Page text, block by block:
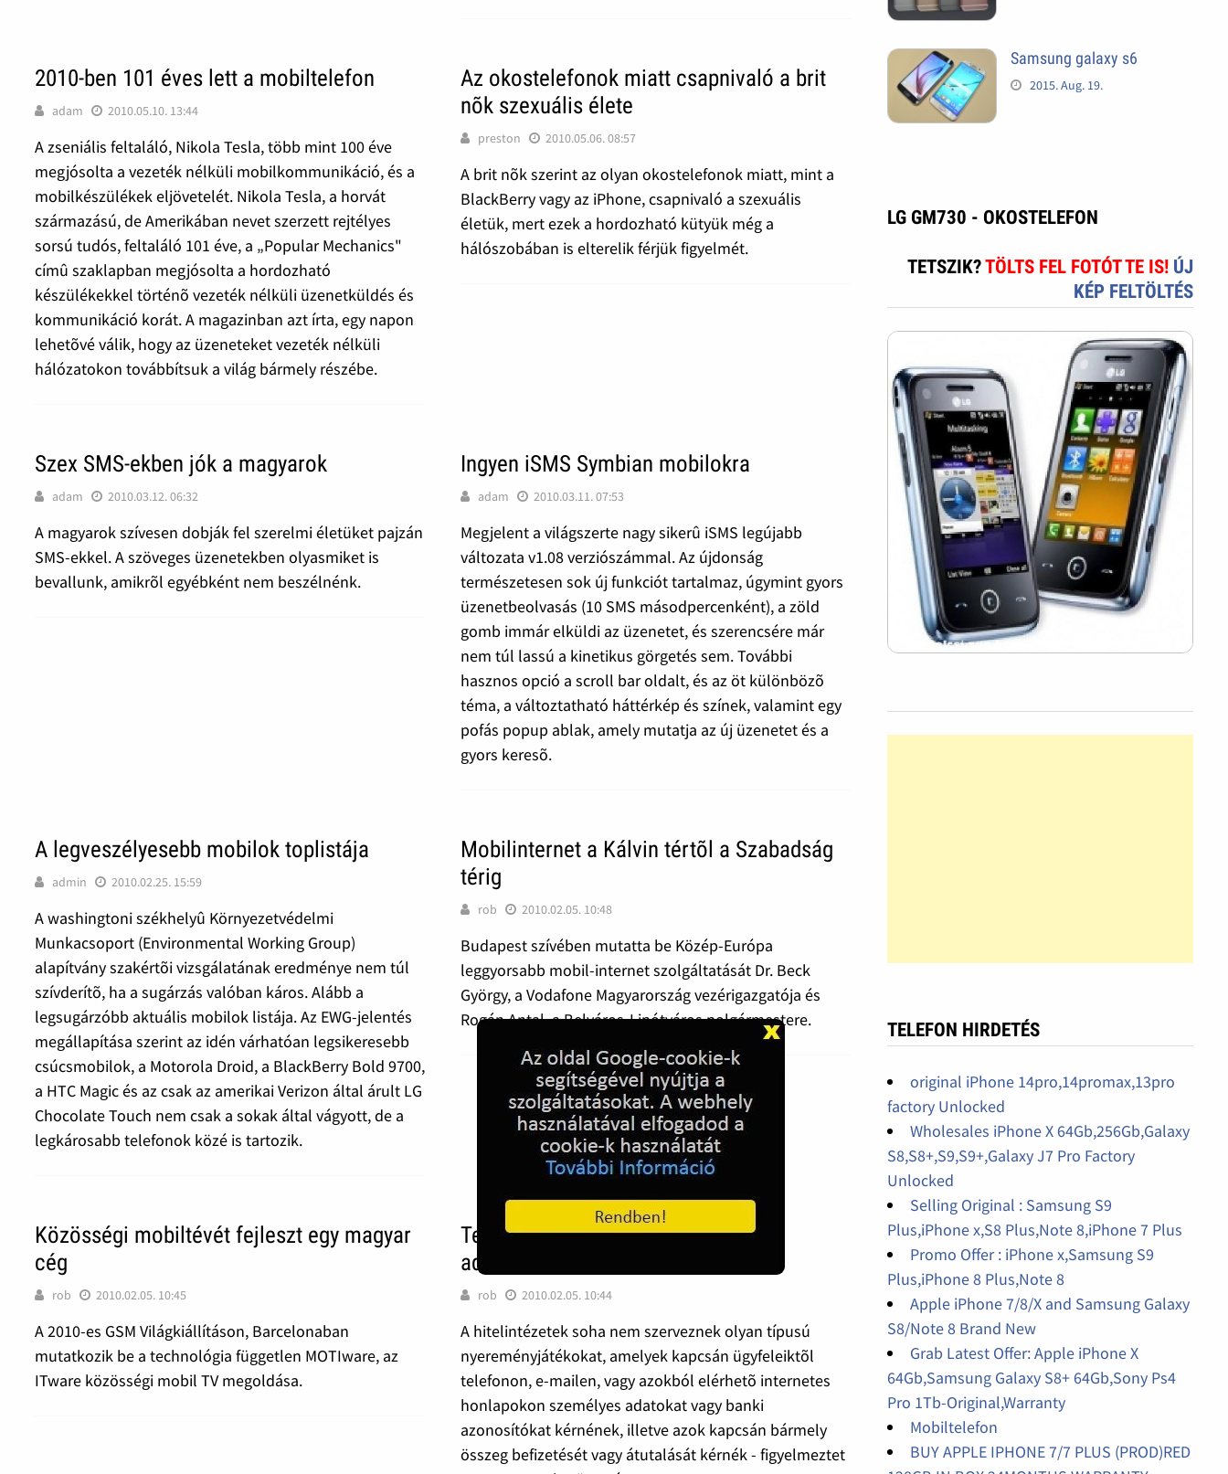
2010-ben 101 éves lett a mobiltelefon
adam 2010.05.10. 13:44
A zseniális feltaláló, Nikola Tesla, több mint 100 éve
megjósolta a vezeték nélküli mobilkommunikáció, és a
mobilkészülékek eljövetelét. Nikola Tesla, a horvát
származású, de Amerikában nevet szerzett rejtélyes
sorsú tudós, feltaláló 101 éve, a „Popular Mechanics"
címû szaklapban megjósolta a hordozható
készülékekkel történõ vezeték nélküli üzenetküldés és
kommunikáció korát. A magazinban azt írta, egy napon
lehetõvé válik, hogy az üzeneteket vezeték nélküli
hálózatokon továbbítsuk a világ bármely részébe.
Az okostelefonok miatt csapnivaló a brit
nõk szexuális élete
preston 2010.05.06. 08:57
A brit nõk szerint az olyan okostelefonok miatt, mint a
BlackBerry vagy az iPhone, csapnivaló a szexuális
életük, mert ezek a hordozható kütyük még a
hálószobában is elterelik férjük figyelmét.
Szex SMS-ekben jók a magyarok
adam 2010.03.12. 06:32
A magyarok szívesen dobják fel szerelmi életüket pajzán
SMS-ekkel. A szöveges üzenetekben olyasmiket is
bevallunk, amikrõl egyébként nem beszélnénk.
Ingyen iSMS Symbian mobilokra
adam 2010.03.11. 07:53
Megjelent a világszerte nagy sikerû iSMS legújabb
változata v1.08 verziószámmal. Az újdonság
természetesen sok új funkciót tartalmaz, úgymint gyors
üzenetbeolvasás (10 SMS másodpercenként), a zöld
gomb immár elküldi az üzenetet, és szerencsére már
nem túl lassú a kinetikus görgetés sem. További
hasznos opció a scroll bar oldalt, és az öt különbözõ
téma, a változtatható háttérkép és színek, valamint egy
pofás popup ablak, amely mutatja az új üzenetet és a
gyors keresõ.
A legveszélyesebb mobilok toplistája
admin 2010.02.25. 15:59
A washingtoni székhelyû Környezetvédelmi
Munkacsoport (Environmental Working Group)
alapítvány szakértõi vizsgálatának eredménye nem túl
szívderítõ, ha a sugárzás valóban káros. Alább a
legsugárzóbb aktuális mobilok listája. Az EWG-jelentés
megállapítása szerint az idén várhatóan legsikeresebb
csúcsmobilok, a Motorola Droid, a BlackBerry Bold 9700,
a HTC Magic és az csak az amerikai Verizon által árult LG
Chocolate Touch nem csak a sokak által vágyott, de a
legkárosabb telefonok közé is tartozik.
Mobilinternet a Kálvin tértõl a Szabadság
térig
rob 2010.02.05. 10:48
Budapest szívében mutatta be Közép-Európa
leggyorsabb mobil-internet szolgáltatását Dr. Beck
György, a Vodafone Magyarország vezérigazgatója és
Rogán Antal, a Belváros-Lipótváros polgármestere.
Közösségi mobiltévét fejleszt egy magyar
cég
rob 2010.02.05. 10:45
A 2010-es GSM Világkiállításon, Barcelonaban
mutatkozik be a technológia független MOTIware, az
ITware közösségi mobil TV megoldása.
Telefonon is próbálkoznak az
adathalászok
rob 2010.02.05. 10:44
A hitelintézetek soha nem szerveznek olyan típusú
nyereményjátékokat, amelyek kapcsán ügyfeleiktõl
telefonon, e-mailen, vagy azokból elérhetõ internetes
honlapokon személyes adatokat vagy banki
azonosítókat kérnének, illetve azok kapcsán bármely
összeg befizetését vagy átutalását kérnék - figyelmeztet
Samsung galaxy s6
2015. Aug. 19.
LG GM730 - OKOSTELEFON
TETSZIK?TÖLTS FEL FOTÓT TE IS! ÚJ
KÉP FELTÖLTÉS
TELEFON HIRDETÉS
original iPhone 14pro,14promax,13pro
factory Unlocked
Wholesales iPhone X 64Gb,256Gb,Galaxy
S8,S8+,S9,S9+,Galaxy J7 Pro Factory
Unlocked
Selling Original : Samsung S9
Plus,iPhone x,S8 Plus,Note 8,iPhone 7 Plus
Promo Offer : iPhone x,Samsung S9
Plus,iPhone 8 Plus,Note 8
Apple iPhone 7/8/X and Samsung Galaxy
S8/Note 8 Brand New
Grab Latest Offer: Apple iPhone X
64Gb,Samsung Galaxy S8+ 64Gb,Sony Ps4
Pro 1Tb-Original,Warranty
Mobiltelefon
BUY APPLE IPHONE 7/7 PLUS (PROD)RED